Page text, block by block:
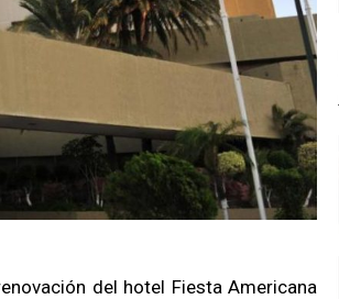
del hotel Fiesta Americana